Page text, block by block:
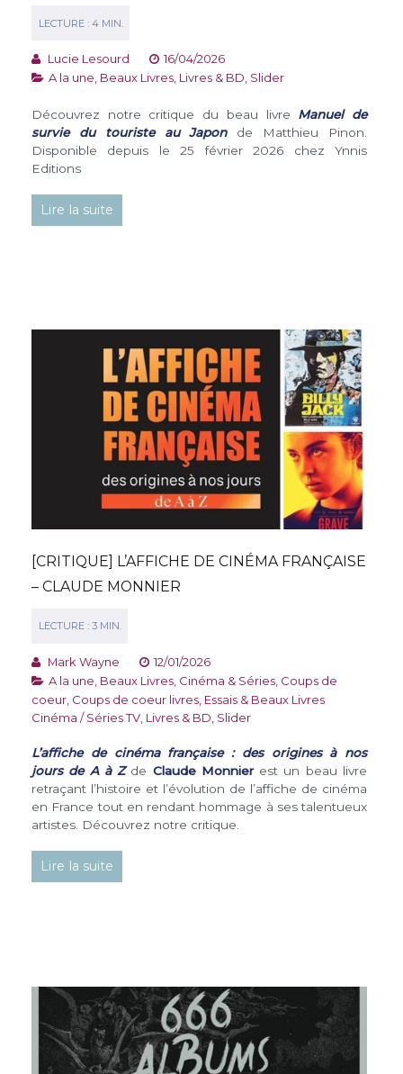
Lucie Lesourd
16/04/2026
A la une Beaux Livres Livres & BD Slider
Découvrez notre critique du beau livre Manuel de
survie du touriste au Japonde Matthieu Pinon.
Disponible depuis le 25 février 2026 chez Ynnis
Editions
Lire la suite
[CRITIQUE] L’AFFICHE DE CINÉMA FRANÇAISE
– CLAUDE MONNIER
Mark Wayne
12/01/2026
A la une Beaux Livres Cinéma & Séries Coups de
coeur Coups de coeur livres Essais & Beaux Livres
Cinéma / Séries TV Livres & BD Slider
L’affiche de cinéma française : des origines à nos
jours de A à Z de Claude Monnierest un beau livre
retraçant l’histoire et l’évolution de l’affiche de cinéma
en France tout en rendant hommage à ses talentueux
artistes. Découvrez notre critique.
Lire la suite